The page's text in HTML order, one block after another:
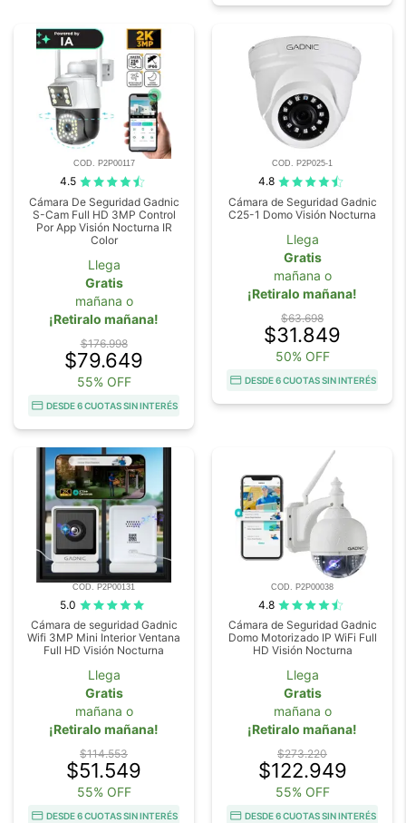
COD. P2P00117
4.5
Cámara De Seguridad Gadnic
S-Cam Full HD 3MP Control
Por App Visión Nocturna IR
Color
Llega
Gratis
mañana o
¡Retiralo mañana!
$176.998
$79.649
55% OFF
DESDE 6 CUOTAS SIN INTERÉS
COD. P2P025-1
4.8
Cámara de Seguridad Gadnic
C25-1 Domo Visión Nocturna
Llega
Gratis
mañana o
¡Retiralo mañana!
$63.698
$31.849
50% OFF
DESDE 6 CUOTAS SIN INTERÉS
COD. P2P00131
5.0
Cámara de seguridad Gadnic
Wifi 3MP Mini Interior Ventana
Full HD Visión Nocturna
Llega
Gratis
mañana o
¡Retiralo mañana!
$114.553
$51.549
55% OFF
DESDE 6 CUOTAS SIN INTERÉS
COD. P2P00038
4.8
Cámara de Seguridad Gadnic
Domo Motorizado IP WiFi Full
HD Visión Nocturna
Llega
Gratis
mañana o
¡Retiralo mañana!
$273.220
$122.949
55% OFF
DESDE 6 CUOTAS SIN INTERÉS